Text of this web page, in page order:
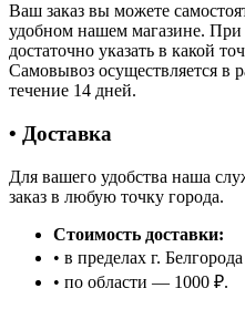
Ваш заказ вы можете
удобном нашем магазине. При
достаточно указать в какой
Самовывоз осуществляется в
течение 14 дней.
• Доставка
Для вашего удобства наша
заказ в любую точку города.
Стоимость доставки:
• в пределах г.
• по области — 1000 ₽.